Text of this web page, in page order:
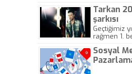
Tarkan
şarkısı
Geçtiğimiz
rağmen 1.
gösterisinin
önemli
Sosyal